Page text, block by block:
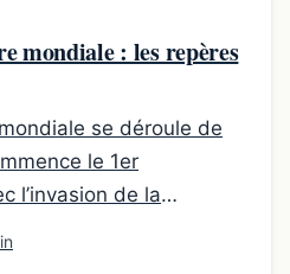
mondiale : les repères
se déroule de
le 1er
l’invasion de la
la France le 3